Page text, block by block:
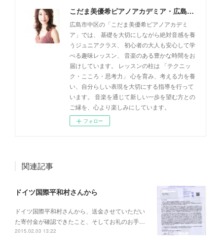
こだま美優希ピアノアカデミア・広島市中区
広島市中区の「こだま美優希ピアノアカデミ
ア」では、 基礎を大切にしながら絶対音感を養
うジュニアクラス、 初心者の大人も安心して学
べる趣味レッスン、 音楽のある豊かな時間をお
届けしています。 レッスンの柱は 「テクニッ
ク・こころ・思考力」 心を育み、考える力を養
い、自分らしい表現を大切にする指導を行って
います。 音楽を通じて新しい一歩を望む方との
ご縁を、心より楽しみにしています。
フォロー
関連記事
ドイツ国際平和村さんから
ドイツ国際平和村さんから、送金させていただい
た寄付金が確認できたこと、そしてお礼のお手…
2015.02.03 13:22